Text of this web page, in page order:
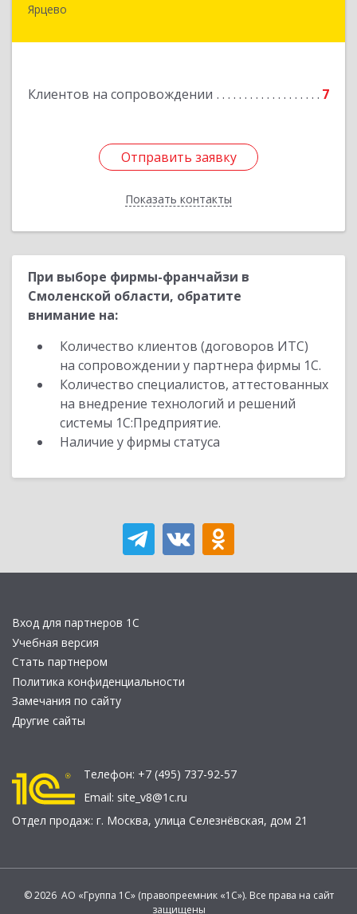
Ярцево
Клиентов на сопровождении 7
Отправить заявку
Показать контакты
Отправить заявку
Назад
При выборе фирмы-франчайзи в
Смоленской области, обратите
внимание на:
Количество клиентов (договоров ИТС)
на сопровождении у партнера фирмы 1С.
Количество специалистов, аттестованных
на внедрение технологий и решений
системы 1С:Предприятие.
Наличие у фирмы статуса
Вход для партнеров 1С
Учебная версия
Стать партнером
Политика конфиденциальности
Замечания по сайту
Другие сайты
Телефон: +7 (495) 737-92-57
Email: site_v8@1c.ru
Отдел продаж: г. Москва, улица Селезнёвская, дом 21
© 2026 АО «Группа 1С» (правопреемник «1С»). Все права на сайт
защищены